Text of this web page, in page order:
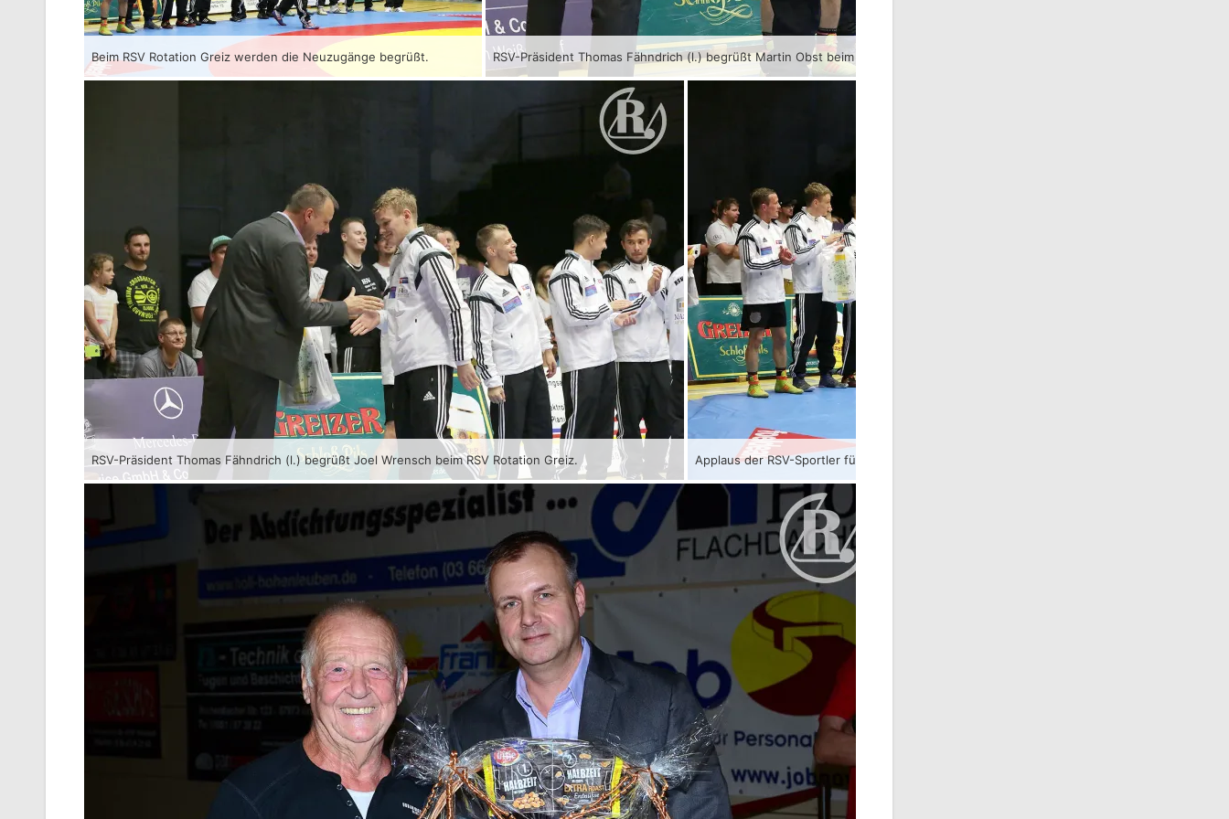
Beim RSV Rotation Greiz werden die Neuzugänge begrüßt. RSV-Präsident Thomas Fähndrich (l.) begrüßt Martin Obst beim RSV Rotation Greiz.
RSV-Präsident Thomas Fähndrich (l.) begrüßt Joel Wrensch beim RSV Rotation Greiz. Applaus der RSV-Sportler für die neuen Mannschaftskameraden.